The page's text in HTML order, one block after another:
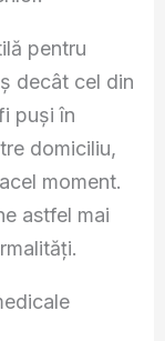
pentru
decât cel din
puși în
domiciliu,
moment.
astfel mai